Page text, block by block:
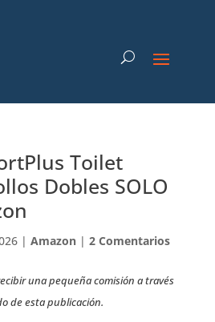
Toilet
Dobles SOLO
| Amazon| 2 Comentarios
una pequeña comisión a través
de esta publicación.